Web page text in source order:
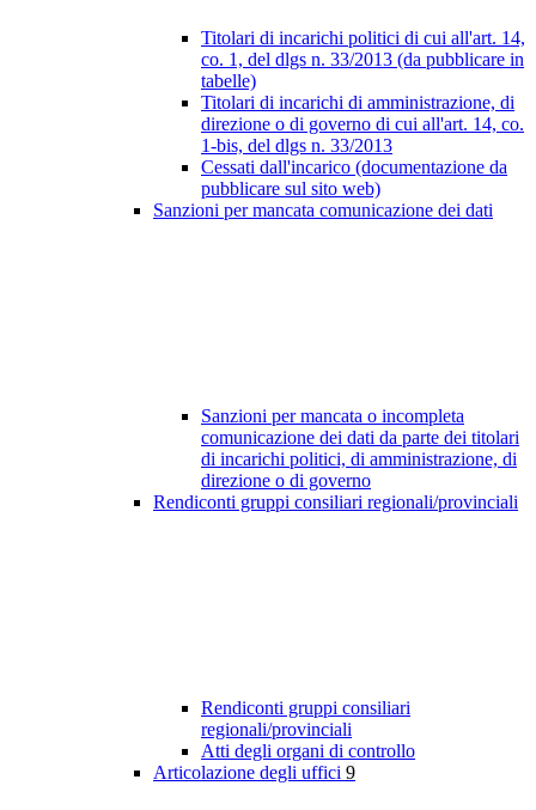
Titolari di incarichi politici di cui all'art. 14,
co. 1, del dlgs n. 33/2013 (da pubblicare in
tabelle)
Titolari di incarichi di amministrazione, di
direzione o di governo di cui all'art. 14, co.
1-bis, del dlgs n. 33/2013
Cessati dall'incarico (documentazione da
pubblicare sul sito web)
Sanzioni per mancata comunicazione dei dati
Sanzioni per mancata o incompleta
comunicazione dei dati da parte dei titolari
di incarichi politici, di amministrazione, di
direzione o di governo
Rendiconti gruppi consiliari regionali/provinciali
Rendiconti gruppi consiliari
regionali/provinciali
Atti degli organi di controllo
Articolazione degli uffici 9